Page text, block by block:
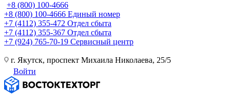
+8 (800) 100-4666
+8 (800) 100-4666 Единый номер
+7 (4112) 355-472 Отдел сбыта
+7 (4112) 355-367 Отдел сбыта
+7 (924) 765-70-19 Сервисный центр
г. Якутск, проспект Михаила Николаева, 25/5
Войти